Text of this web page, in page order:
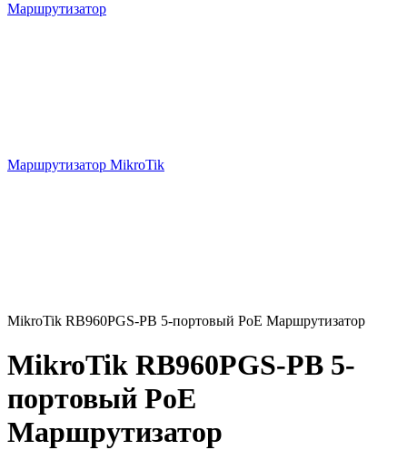
Маршрутизатор
Маршрутизатор MikroTik
MikroTik RB960PGS-PB 5-портовый PoE Маршрутизатор
MikroTik RB960PGS-PB 5-
портовый PoE
Маршрутизатор